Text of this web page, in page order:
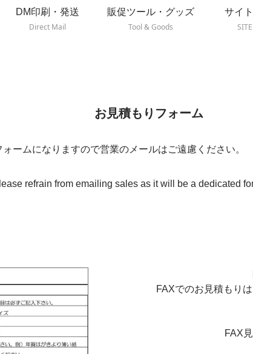
DM印刷・発送
Direct Mail
販促ツール・グッズ
Tool & Goods
サイ
お見積もりフォーム
ームになりますので営業のメールはご遠慮ください。
refrain from emailing sales as it will be a dedicated
FAXでのお見積もり
FAX